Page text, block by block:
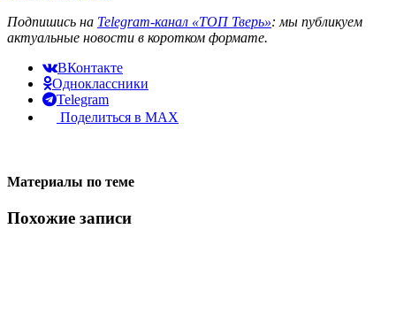
Подпишись на Telegram-канал «ТОП Тверь»: мы публикуем
актуальные новости в коротком формате.
ВКонтакте
Одноклассники
Telegram
Поделиться в MAX
Материалы по теме
Похожие записи